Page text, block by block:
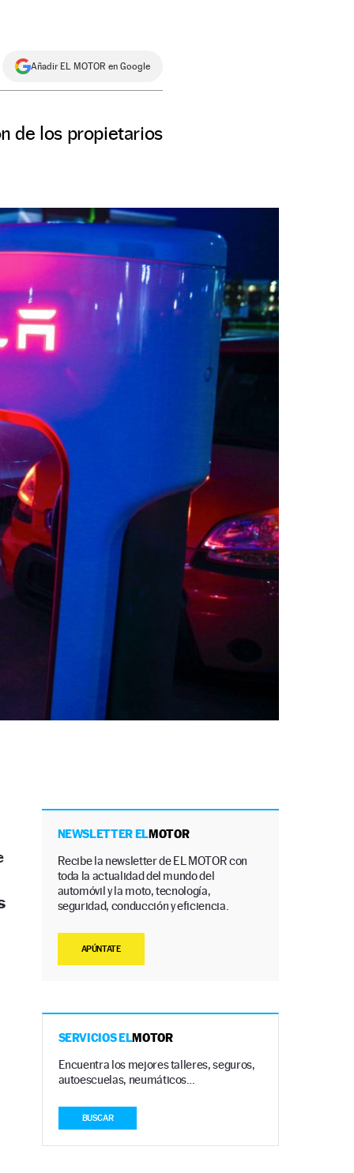
Añadir EL MOTOR en Google
de los propietarios
NEWSLETTER ELMOTOR
Recibe la newsletter de EL MOTOR con
toda la actualidad del mundo del
automóvil y la moto, tecnología,
seguridad, conducción y eficiencia.
APÚNTATE
SERVICIOS ELMOTOR
Encuentra los mejores talleres, seguros,
autoescuelas, neumáticos…
BUSCAR